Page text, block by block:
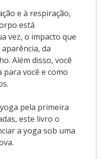
e à respiração,
está
vez, o impacto que
da
Além disso, você
você e como
pela primeira
este livro o
a yoga sob uma